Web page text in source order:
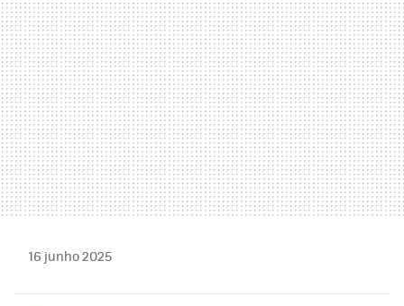
16 junho 2025